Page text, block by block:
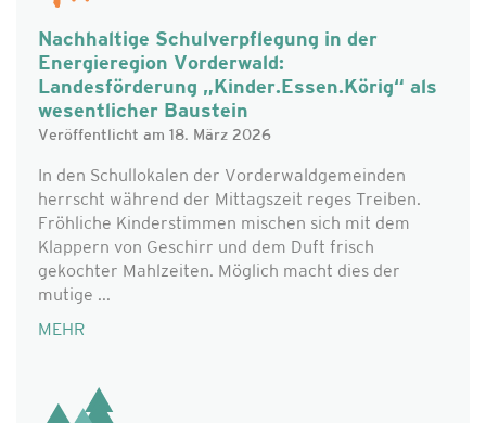
Nachhaltige Schulverpflegung in der
Energieregion Vorderwald:
Landesförderung „Kinder.Essen.Körig“ als
wesentlicher Baustein
Veröffentlicht am 18. März 2026
In den Schullokalen der Vorderwaldgemeinden
herrscht während der Mittagszeit reges Treiben.
Fröhliche Kinderstimmen mischen sich mit dem
Klappern von Geschirr und dem Duft frisch
gekochter Mahlzeiten. Möglich macht dies der
mutige ...
MEHR